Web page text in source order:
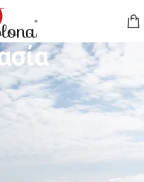
μερινό προσφέρουν φυσική
διαδρομή. Είτε κάνετε μια
αποστάσεις, σας βοηθούν να